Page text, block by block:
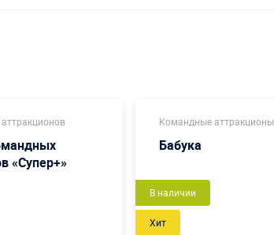
«Супер+»
Командные аттракционы
Бабука
Новый
Хит
В наличии